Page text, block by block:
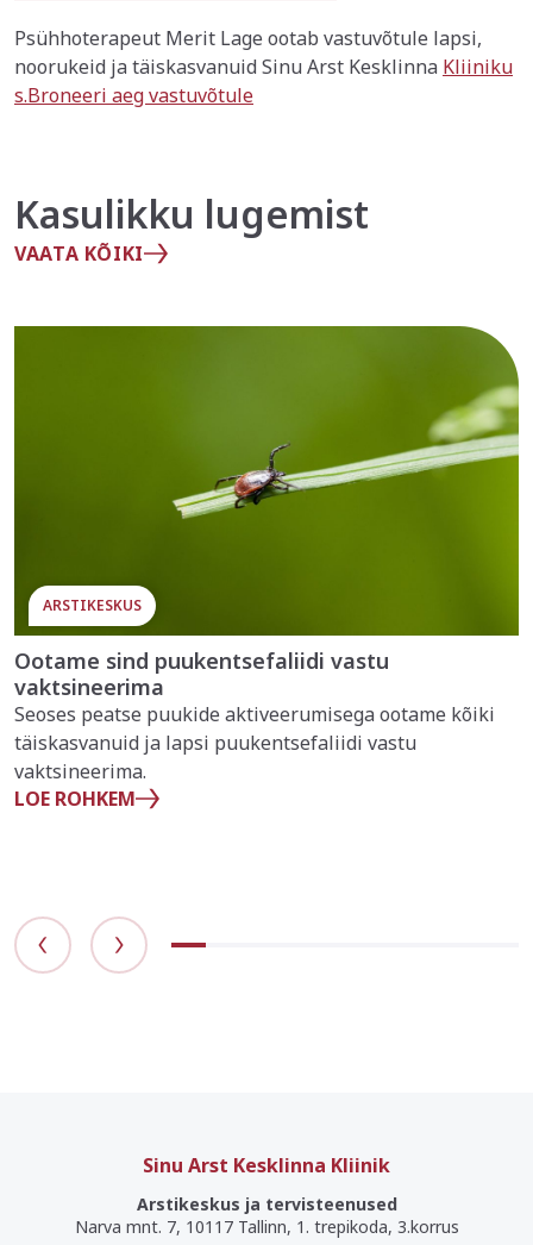
Psühhoterapeut Merit Lage ootab vastuvõtule lapsi,
noorukeid ja täiskasvanuid Sinu Arst Kesklinna Kliiniku
s.Broneeri aeg vastuvõtule
Kasulikku lugemist
VAATA KÕIKI
ARSTIKESKUS
Ootame sind puukentsefaliidi vastu
vaktsineerima
Seoses peatse puukide aktiveerumisega ootame kõiki
täiskasvanuid ja lapsi puukentsefaliidi vastu
vaktsineerima.
LOE ROHKEM
Sinu Arst Kesklinna Kliinik
Arstikeskus ja tervisteenused
Narva mnt. 7, 10117 Tallinn, 1. trepikoda, 3.korrus